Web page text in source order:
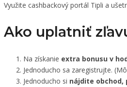
Využite cashbackový portál Tipli a
Ako uplatniť
Na získanie extra bonusu v
Jednoducho sa zaregistrujte.
Jednoducho si nájdite obchod,